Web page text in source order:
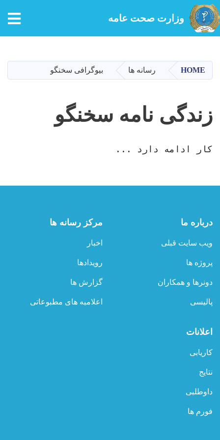
content
وزارت صحت عامه
HOME رسانه ها بیوگرافی سخنگو
زندگی نامه سخنگو
کار ادامه دارد ...
درباره ما
ویب سایت قبلی
پروژه ها
دونرها و همکاران
پالیسی
مرکز رسانه ها
اخبار
رویدادها
گزارش ها
اعلامیه های مطبوعاتی
اعلانات
کاریابی
نتایج
داوطلبی
فورم ها